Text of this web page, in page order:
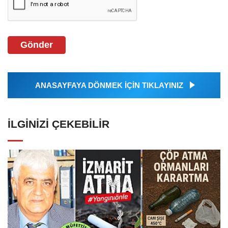
Gönder
ANASAYFAYA DÖNMEK İÇİN TIKLAYINIZ
İLGINIZI ÇEKEBILIR